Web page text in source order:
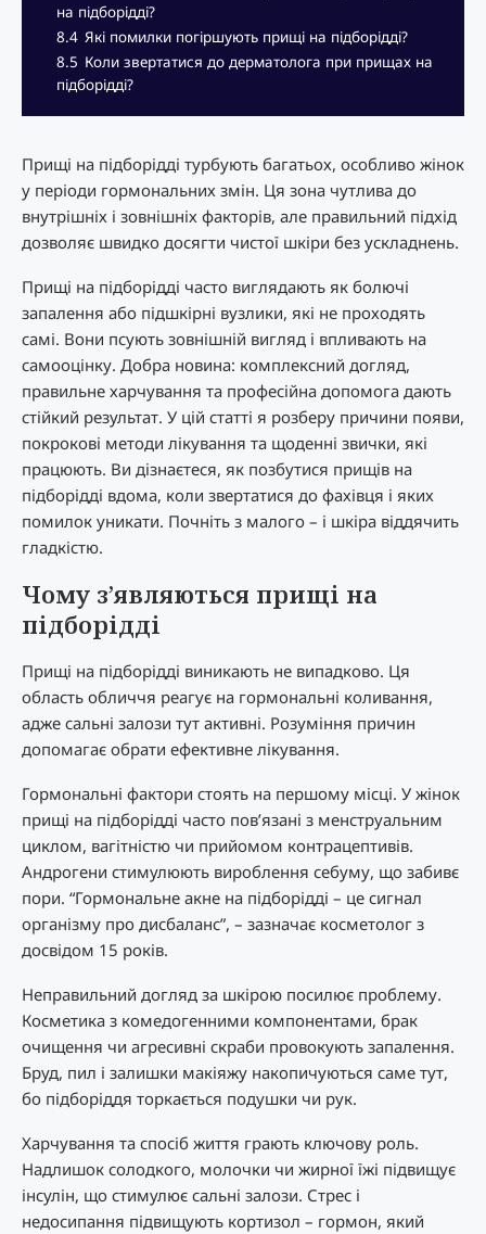
на підборідді?
8.4 Які помилки погіршують прищі на підборідді?
8.5 Коли звертатися до дерматолога при прищах на
підборідді?
Прищі на підборідді турбують багатьох, особливо жінок
у періоди гормональних змін. Ця зона чутлива до
внутрішніх і зовнішніх факторів, але правильний підхід
дозволяє швидко досягти чистої шкіри без ускладнень.
Прищі на підборідді часто виглядають як болючі
запалення або підшкірні вузлики, які не проходять
самі. Вони псують зовнішній вигляд і впливають на
самооцінку. Добра новина: комплексний догляд,
правильне харчування та професійна допомога дають
стійкий результат. У цій статті я розберу причини появи,
покрокові методи лікування та щоденні звички, які
працюють. Ви дізнаєтеся, як позбутися прищів на
підборідді вдома, коли звертатися до фахівця і яких
помилок уникати. Почніть з малого – і шкіра віддячить
гладкістю.
Чому з’являються прищі на
підборідді
Прищі на підборідді виникають не випадково. Ця
область обличчя реагує на гормональні коливання,
адже сальні залози тут активні. Розуміння причин
допомагає обрати ефективне лікування.
Гормональні фактори стоять на першому місці. У жінок
прищі на підборідді часто пов’язані з менструальним
циклом, вагітністю чи прийомом контрацептивів.
Андрогени стимулюють вироблення себуму, що забивє
пори. “Гормональне акне на підборідді – це сигнал
організму про дисбаланс”, – зазначає косметолог з
досвідом 15 років.
Неправильний догляд за шкірою посилює проблему.
Косметика з комедогенними компонентами, брак
очищення чи агресивні скраби провокують запалення.
Бруд, пил і залишки макіяжу накопичуються саме тут,
бо підборіддя торкається подушки чи рук.
Харчування та спосіб життя грають ключову роль.
Надлишок солодкого, молочки чи жирної їжі підвищує
інсулін, що стимулює сальні залози. Стрес і
недосипання підвищують кортизол – гормон, який